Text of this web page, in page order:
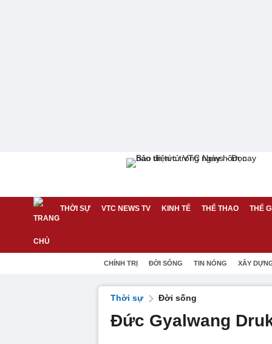
THỜI SỰ VTC NEWS TV KINH TẾ THỂ THAO THẾ
CHÍNH TRỊ ĐỜI SỐNG TIN NÓNG XÂY
Thời sự Đời sống
Đức Gyalwang